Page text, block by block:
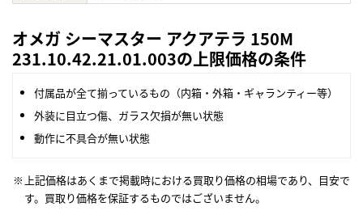
オメガ シーマスター アクアテラ 150M
231.10.42.21.01.003の上限価格の条件
付属品が全て揃っているもの（内箱・外箱・ギャランティー等）
外装に目立つ傷、ガラス欠損が無い状態
動作に不具合が無い状態
上記価格はあくまで掲載時における買取り価格の相場であり、目安で
す。買取り価格を保証するものではございません。